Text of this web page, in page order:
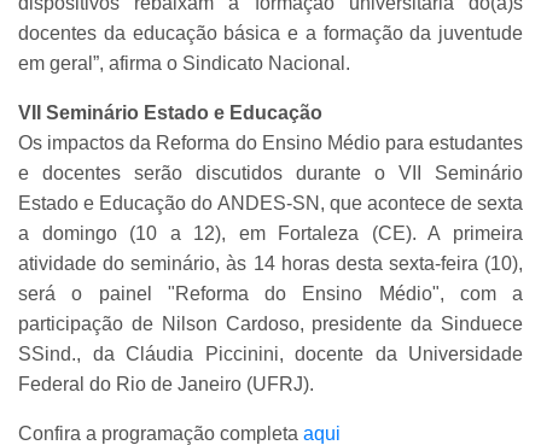
docentes da educação básica e a formação da juventude
em geral”, afirma o Sindicato Nacional.
VII Seminário Estado e Educação
Os impactos da Reforma do Ensino Médio para estudantes
e docentes serão discutidos durante o VII Seminário
Estado e Educação do ANDES-SN, que acontece de sexta
a domingo (10 a 12), em Fortaleza (CE). A primeira
atividade do seminário, às 14 horas desta sexta-feira (10),
será o painel "Reforma do Ensino Médio", com a
participação de Nilson Cardoso, presidente da Sinduece
SSind., da Cláudia Piccinini, docente da Universidade
Federal do Rio de Janeiro (UFRJ).
Confira a programação completa aqui